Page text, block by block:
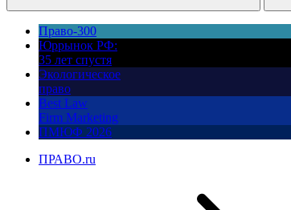
Право-300
Юррынок РФ:
35 лет спустя
Экологическое
право
Best Law
Firm Marketing
ПМЮФ 2026
ПРАВО.ru